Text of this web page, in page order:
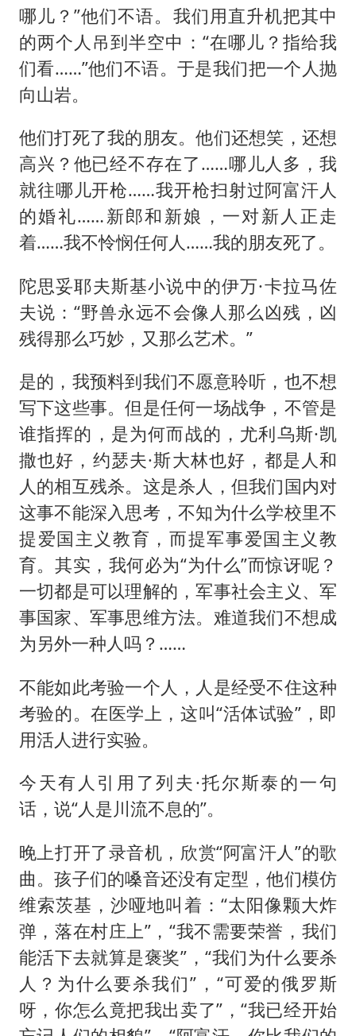
哪儿？”他们不语。我们用直升机把其中
的两个人吊到半空中：“在哪儿？指给我
们看……”他们不语。于是我们把一个人抛
向山岩。
他们打死了我的朋友。他们还想笑，还想
高兴？他已经不存在了……哪儿人多，我
就往哪儿开枪……我开枪扫射过阿富汗人
的婚礼……新郎和新娘，一对新人正走
着……我不怜悯任何人……我的朋友死了。
陀思妥耶夫斯基小说中的伊万·卡拉马佐
夫说：“野兽永远不会像人那么凶残，凶
残得那么巧妙，又那么艺术。”
是的，我预料到我们不愿意聆听，也不想
写下这些事。但是任何一场战争，不管是
谁指挥的，是为何而战的，尤利乌斯·凯
撒也好，约瑟夫·斯大林也好，都是人和
人的相互残杀。这是杀人，但我们国内对
这事不能深入思考，不知为什么学校里不
提爱国主义教育，而提军事爱国主义教
育。其实，我何必为“为什么”而惊讶呢？
一切都是可以理解的，军事社会主义、军
事国家、军事思维方法。难道我们不想成
为另外一种人吗？……
不能如此考验一个人，人是经受不住这种
考验的。在医学上，这叫“活体试验”，即
用活人进行实验。
今天有人引用了列夫·托尔斯泰的一句
话，说“人是川流不息的”。
晚上打开了录音机，欣赏“阿富汗人”的歌
曲。孩子们的嗓音还没有定型，他们模仿
维索茨基，沙哑地叫着：“太阳像颗大炸
弹，落在村庄上”，“我不需要荣誉，我们
能活下去就算是褒奖”，“我们为什么要杀
人？为什么要杀我们”，“可爱的俄罗斯
呀，你怎么竟把我出卖了”，“我已经开始